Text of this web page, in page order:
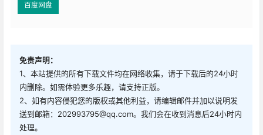
百度网盘
免责声明：
1、本站提供的所有下载文件均在网络收集，请于下载后的24小时
内删除。如需体验更多乐趣，请支持正版。
2、如有内容侵犯您的版权或其他利益，请编辑邮件并加以说明发
送到邮箱：202993795@qq.com。我们会在收到消息后24小时内
处理。